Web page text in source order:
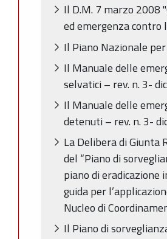
Il D.M. 7 marzo 2008
ed emergenza
Il Piano Nazionale
Il Manuale delle
selvatici – rev. n. 3-
Il Manuale delle
detenuti – rev. n. 3-
La Delibera di Giunta
del “Piano di
piano di eradicazione
guida per
Nucleo di
Il Piano di